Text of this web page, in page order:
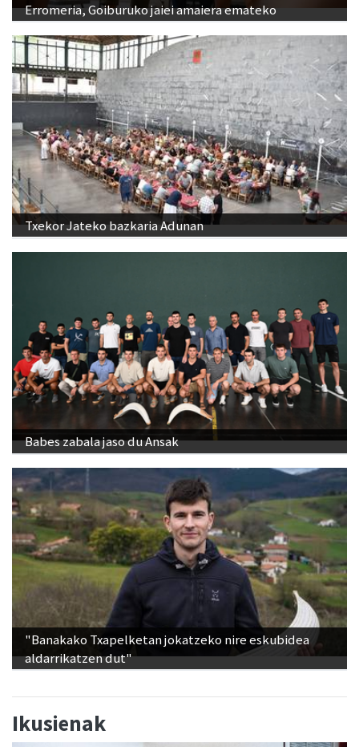
Erromeria, Goiburuko jaiei amaiera emateko
Txekor Jateko bazkaria Adunan
Babes zabala jaso du Ansak
"Banakako Txapelketan jokatzeko nire eskubidea
aldarrikatzen dut"
Ikusienak